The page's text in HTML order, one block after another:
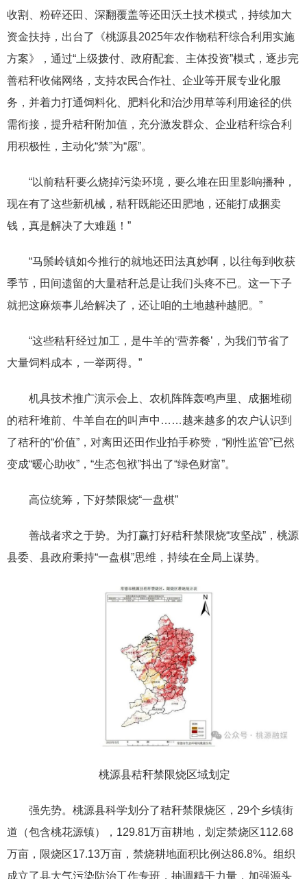
收割、粉碎还田、深翻覆盖等还田沃土技术模式，持续加大
资金扶持，出台了《桃源县2025年农作物秸秆综合利用实施
方案》，通过“上级拨付、政府配套、主体投资”模式，逐步完
善秸秆收储网络，支持农民合作社、企业等开展专业化服
务，并着力打通饲料化、肥料化和治沙用草等利用途径的供
需衔接，提升秸秆附加值，充分激发群众、企业秸秆综合利
用积极性，主动化“禁”为“愿”。
“以前秸秆要么烧掉污染环境，要么堆在田里影响播种，
现在有了这些新机械，秸秆既能还田肥地，还能打成捆卖
钱，真是解决了大难题！”
“马鬃岭镇如今推行的就地还田法真妙啊，以往每到收获
季节，田间遗留的大量秸秆总是让我们头疼不已。这一下子
就把这麻烦事儿给解决了，还让咱的土地越种越肥。”
“这些秸秆经过加工，是牛羊的‘营养餐’，为我们节省了
大量饲料成本，一举两得。”
机具技术推广演示会上、农机阵阵轰鸣声里、成捆堆砌
的秸秆堆前、牛羊自在的叫声中……越来越多的农户认识到
了秸秆的“价值”，对离田还田作业拍手称赞，“刚性监管”已然
变成“暖心助收”，“生态包袱”抖出了“绿色财富”。
高位统筹，下好禁限烧“一盘棋”
善战者求之于势。为打赢打好秸秆禁限烧“攻坚战”，桃源
县委、县政府秉持“一盘棋”思维，持续在全局上谋势。
桃源县秸秆禁限烧区域划定
强先势。桃源县科学划分了秸秆禁限烧区，29个乡镇街
道（包含桃花源镇），129.81万亩耕地，划定禁烧区112.68
万亩，限烧区17.13万亩，禁烧耕地面积比例达86.8%。组织
成立了县大气污染防治工作专班，抽调精干力量，加强源头